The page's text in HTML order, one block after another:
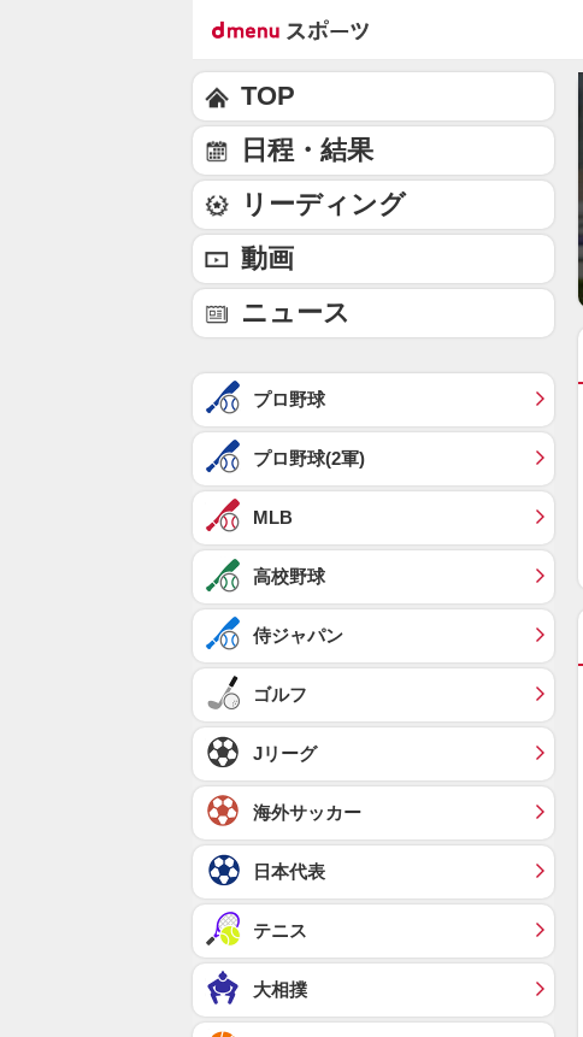
TOP
日程・結果
リーディング
動画
ニュース
プロ野球
プロ野球(2軍)
MLB
高校野球
侍ジャパン
ゴルフ
Jリーグ
海外サッカー
日本代表
テニス
大相撲